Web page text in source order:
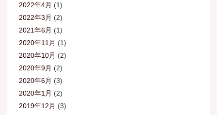
2022年4月 (1)
2022年3月 (2)
2021年6月 (1)
2020年11月 (1)
2020年10月 (2)
2020年9月 (2)
2020年6月 (3)
2020年1月 (2)
2019年12月 (3)